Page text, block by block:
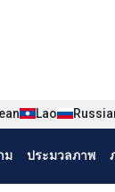
Lao
ม ประมวลภาพ